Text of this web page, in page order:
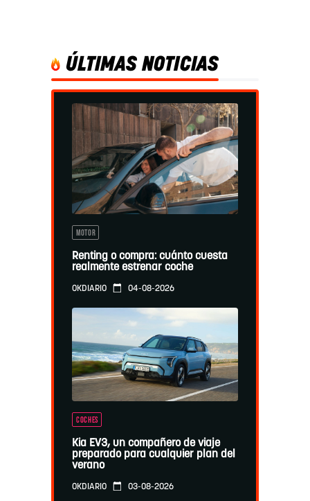
ÚLTIMAS NOTICIAS
MOTOR
Renting o compra: cuánto cuesta
realmente estrenar coche
OKDIARIO 04-08-2026
COCHES
Kia EV3, un compañero de viaje
preparado para cualquier plan del
verano
OKDIARIO 03-08-2026